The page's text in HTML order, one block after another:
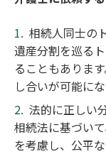
相続人同士の
遺産分割を巡る
ることもありま
し合いが可能にな
法的に正しい
相続法に基づい
を考慮し、公平